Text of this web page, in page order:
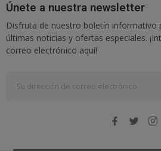
Únete a nuestra newsletter
Disfruta de nuestro boletín informativo
últimas noticias y ofertas especiales.
correo electrónico aquí!